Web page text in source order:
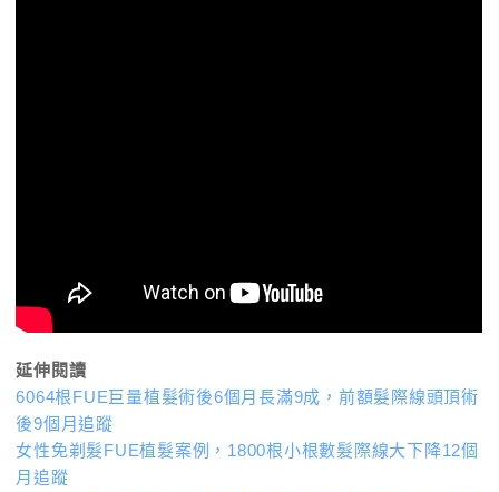
延伸閱讀
6064根FUE巨量植髮術後6個月長滿9成，前額髮際線頭頂術
後9個月追蹤
女性免剃髮FUE植髮案例，1800根小根數髮際線大下降12個
月追蹤